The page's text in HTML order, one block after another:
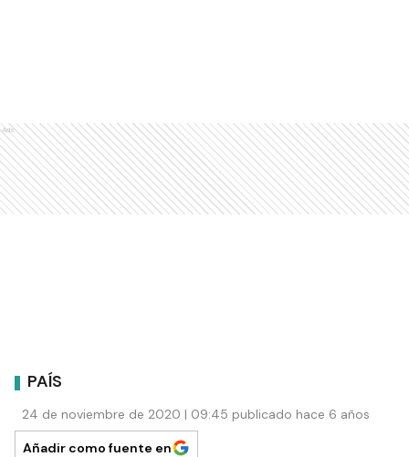
Ads
PAÍS
24 de noviembre de 2020 | 09:45 publicado hace 6 años
Añadir como fuente en